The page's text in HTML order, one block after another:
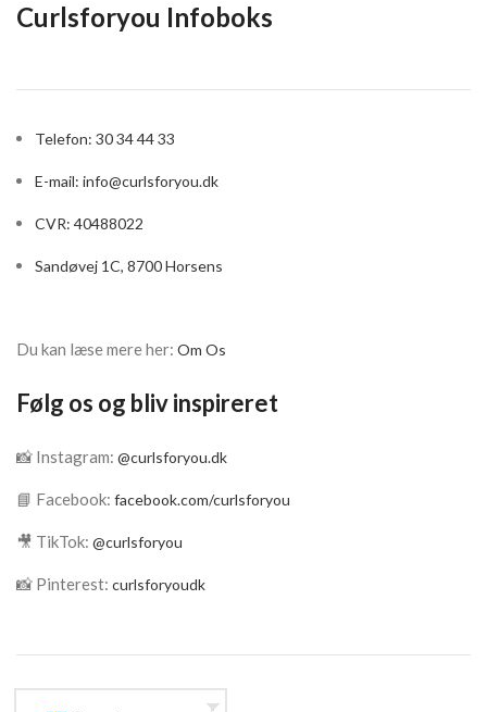
Curlsforyou Infoboks
Telefon: 30 34 44 33
E-mail: info@curlsforyou.dk
CVR: 40488022
Sandøvej 1C, 8700 Horsens
Du kan læse mere her: Om Os
Følg os og bliv inspireret
📸 Instagram: @curlsforyou.dk
📘 Facebook: facebook.com/curlsforyou
🎥 TikTok: @curlsforyou
📸 Pinterest: curlsforyoudk